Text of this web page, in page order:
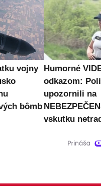
vojny
bômb
Humorné
odkazom:
upozornili na
vskutku